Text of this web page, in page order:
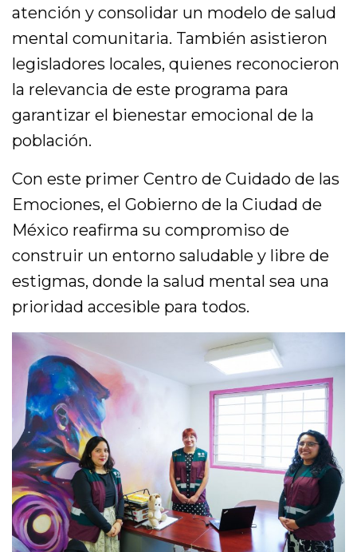
atención y consolidar un modelo de salud
mental comunitaria. También asistieron
legisladores locales, quienes reconocieron
la relevancia de este programa para
garantizar el bienestar emocional de la
población.
Con este primer Centro de Cuidado de las
Emociones, el Gobierno de la Ciudad de
México reafirma su compromiso de
construir un entorno saludable y libre de
estigmas, donde la salud mental sea una
prioridad accesible para todos.